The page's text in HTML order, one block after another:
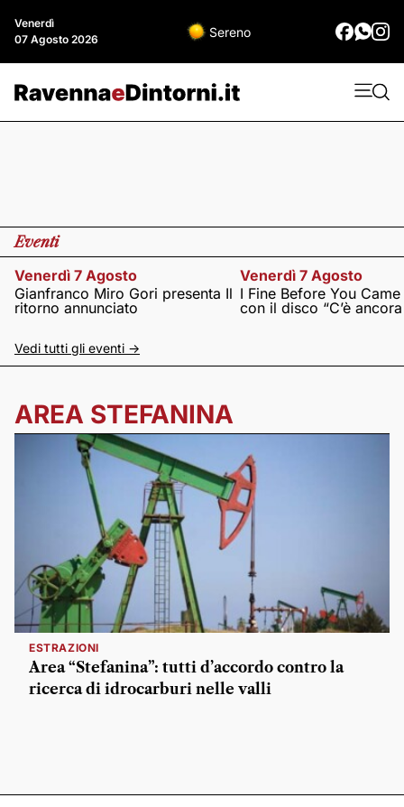
Venerdì
07 Agosto 2026
Sereno
Eventi
Venerdì 7 Agosto
Gianfranco Miro Gori presenta Il
ritorno annunciato
Venerdì 7 Agosto
I Fine Before You
con il disco “C’è
Vedi tutti gli eventi ->
AREA STEFANINA
ESTRAZIONI
Area “Stefanina”: tutti d’accordo contro la
ricerca di idrocarburi nelle valli